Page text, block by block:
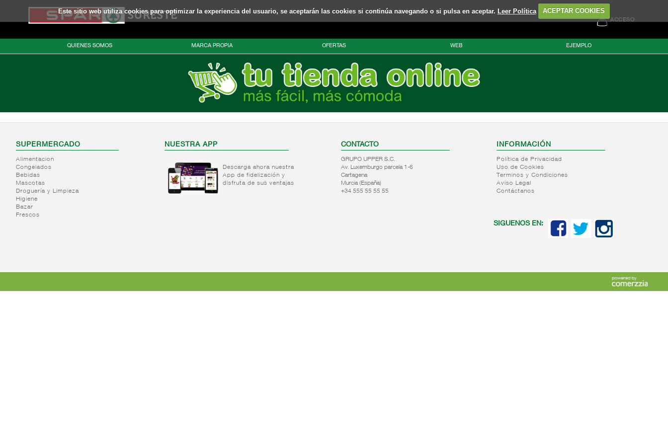
Este sitio web utiliza cookies para optimizar la experiencia del usuario, se aceptarán las cookies si continúa navegando o si pulsa en aceptar. Leer Política ACEPTAR COOKIES
ACCESO
QUIENES SOMOS MARCA PROPIA OFERTAS WEB EJEMPLO
SUPERMERCADO
Alimentacion
Congelados
Bebidas
Mascotas
Droguería y Limpieza
Higiene
Bazar
Frescos
NUESTRA APP
Descarga ahora nuestra
App de fidelización y
disfruta de sus ventajas
CONTACTO
GRUPO UPPER S.C.
Av. Luxemburgo parcela 1-6
Cartagena
Murcia (España)
+34 555 55 55 55
INFORMACIÓN
Política de Privacidad
Uso de Cookies
Terminos y Condiciones
Aviso Legal
Contáctanos
SIGUENOS EN: